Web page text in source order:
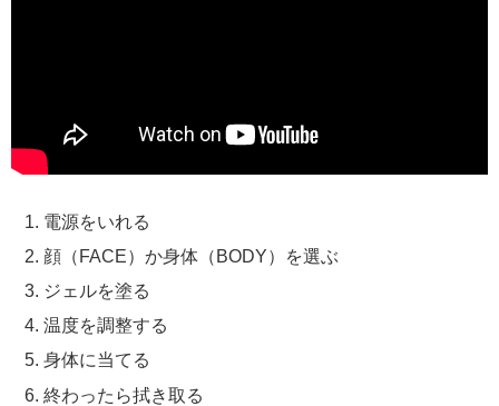
電源をいれる
顔（FACE）か身体（BODY）を選ぶ
ジェルを塗る
温度を調整する
身体に当てる
終わったら拭き取る